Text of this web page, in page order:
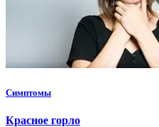
Симптомы
Красное горло